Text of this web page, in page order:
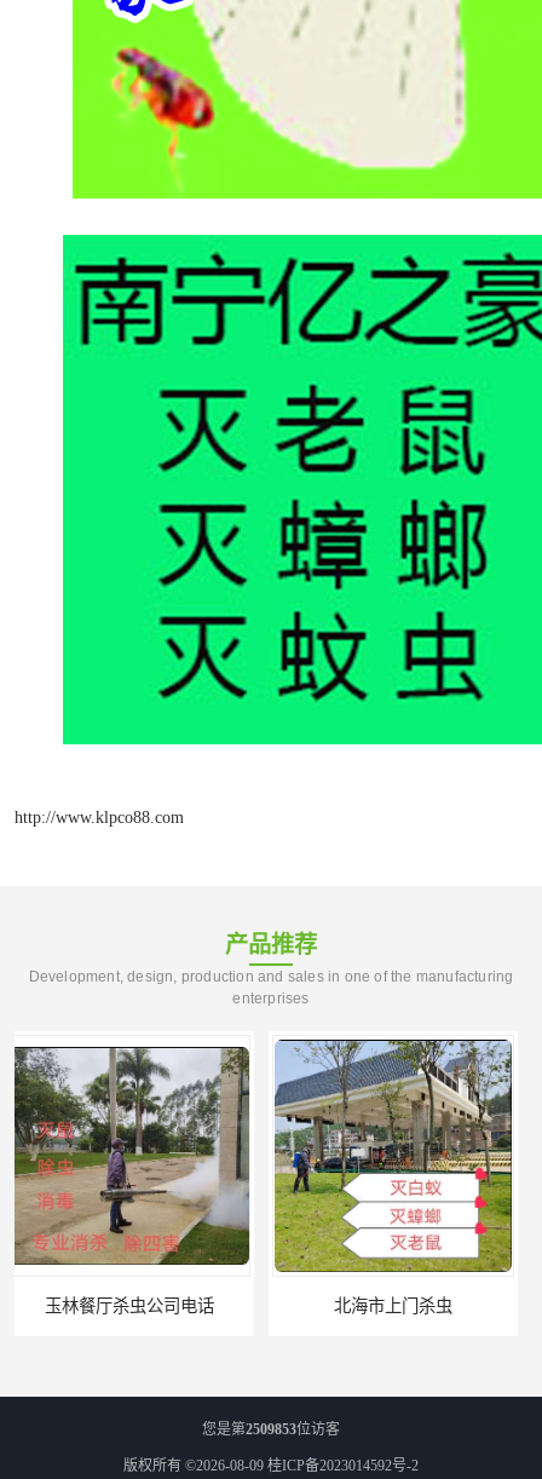
http://www.klpco88.com
产品推荐
Development, design, production and sales in one of the manufacturing
enterprises
北海市上门杀虫 崇左市扶绥县工厂杀虫
您是第2509853位访客
版权所有 ©2026-08-09 桂ICP备2023014592号-2